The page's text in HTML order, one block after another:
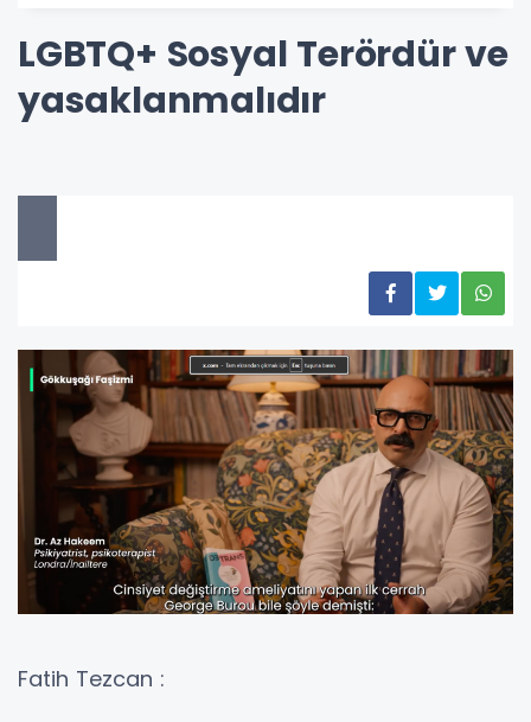
LGBTQ+ Sosyal Terördür ve
yasaklanmalıdır
Fatih Tezcan :